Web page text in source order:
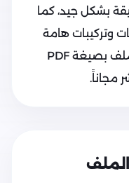
بشكل جيد، كما
وتركيبات هامة
يمكن استخدامها في الوثيقة، الملف بصيغة PDF
مجاناً.